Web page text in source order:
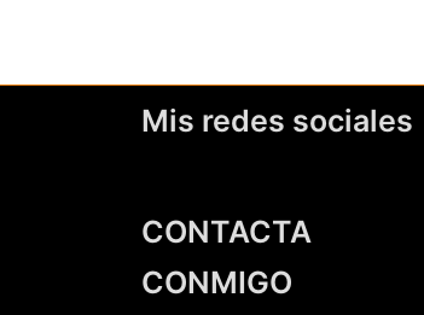
Mis redes sociales
CONTACTA
CONMIGO